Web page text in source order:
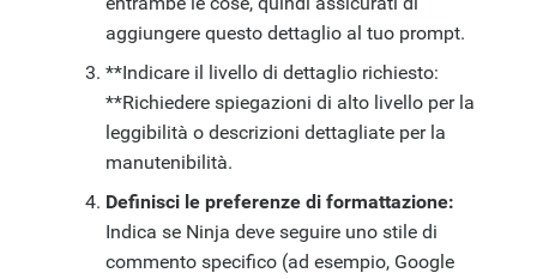
aggiungere questo dettaglio al tuo prompt.
**Indicare il livello di dettaglio richiesto:
**Richiedere spiegazioni di alto livello per la
leggibilità o descrizioni dettagliate per la
manutenibilità.
Definisci le preferenze di formattazione:
Indica se Ninja deve seguire uno stile di
commento specifico (ad esempio, Google